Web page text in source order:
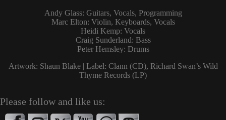
Andy Glass: Guitars, Vocals, Programming
Marc Elton: Violin, Keyboards, Vocals
Heidi Kemp: Vocals
Craig Sunderland: Bass
Peter Hemsley: Drums
Artwork: Shaun Blake | Label: Clann (CD), Richard Swan’s Wild
Thyme Records (LP)
Please follow and like us: